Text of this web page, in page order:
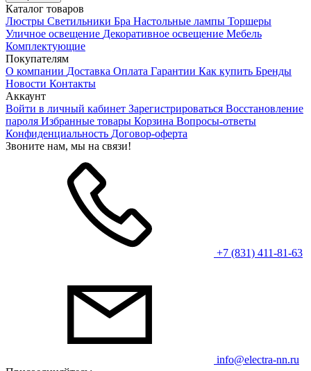
Каталог товаров
Люстры Светильники Бра Настольные лампы Торшеры
Уличное освещение Декоративное освещение Мебель
Комплектующие
Покупателям
О компании Доставка Оплата Гарантии Как купить Бренды
Новости Контакты
Аккаунт
Войти в личный кабинет Зарегистрироваться Восстановление
пароля Избранные товары Корзина Вопросы-ответы
Конфиденциальность Договор-оферта
Звоните нам, мы на связи!
+7 (831) 411-81-63
info@electra-nn.ru